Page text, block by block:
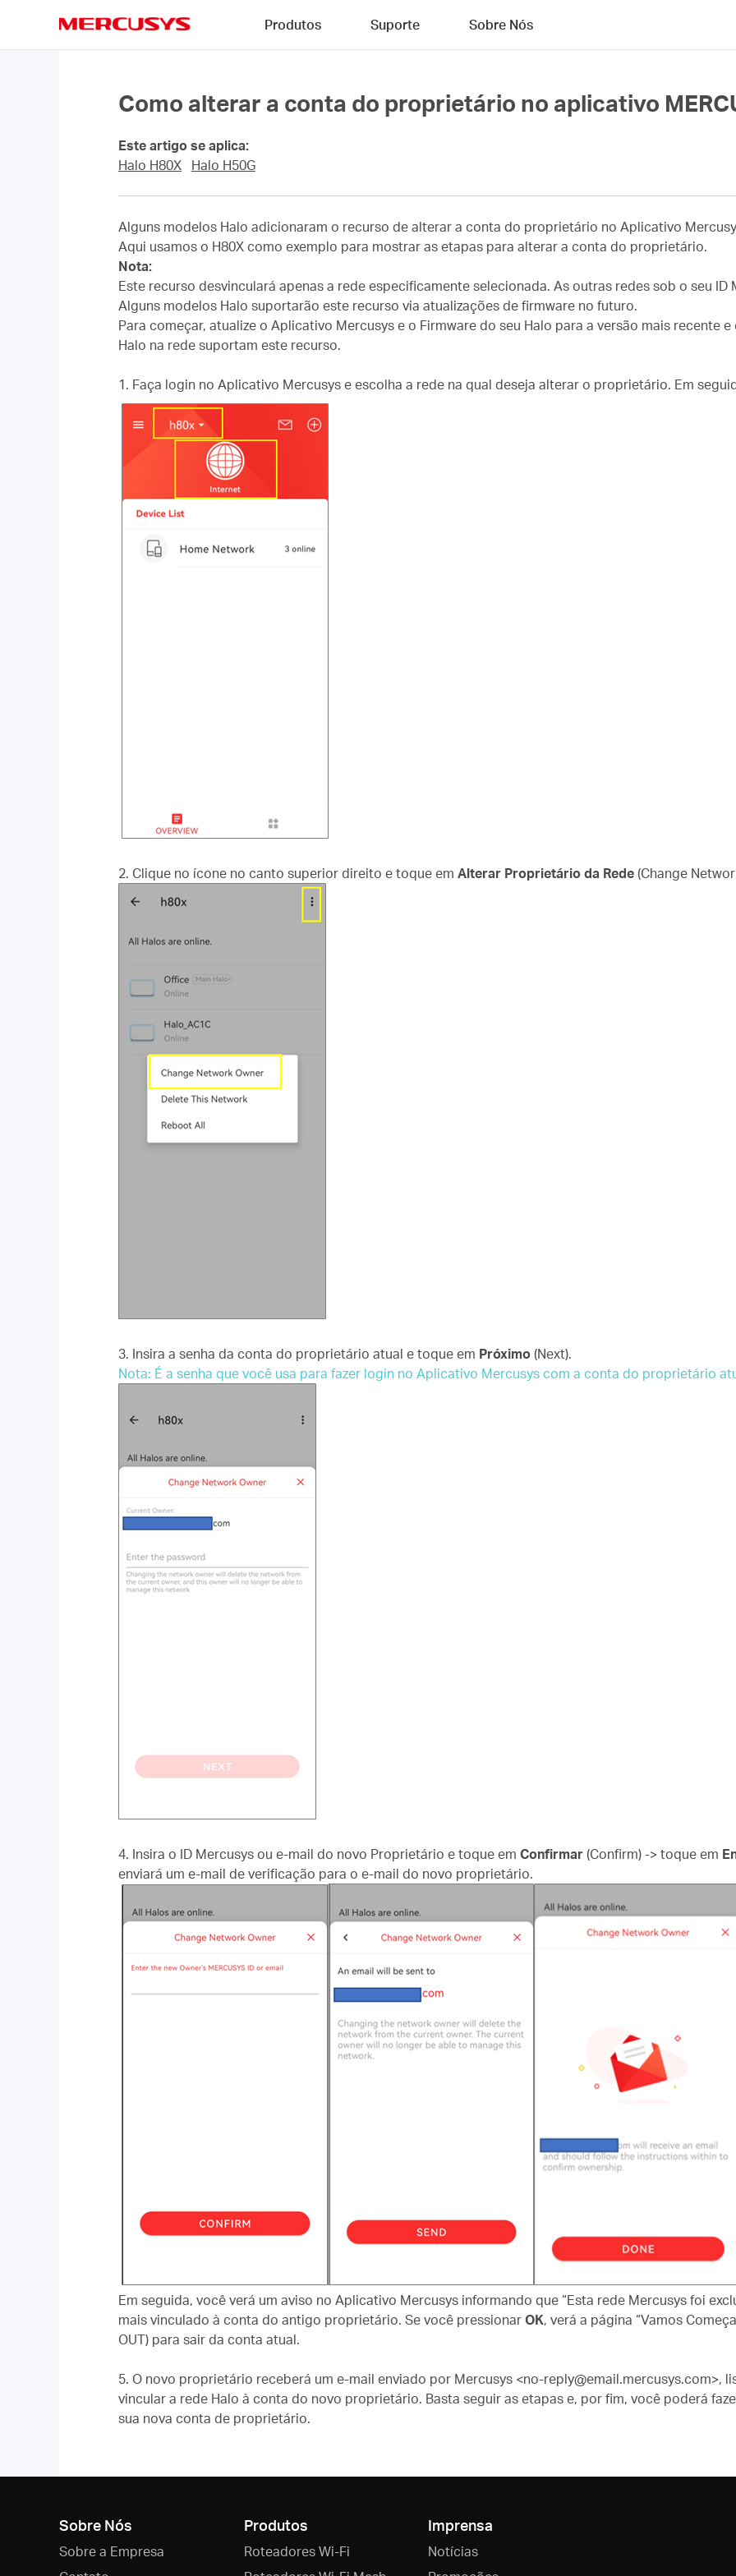
Produtos Suporte Sobre Nós
Como alterar a conta do proprietário no aplicativo
Este artigo se aplica:
Halo H80X
Halo H50G
Alguns modelos Halo adicionaram o recurso de alterar a conta do proprietário no Aplicativo
Aqui usamos o H80X como exemplo para mostrar as etapas para alterar a conta do proprietário.
Nota:
Este recurso desvinculará apenas a rede especificamente selecionada. As outras redes sob o seu ID
Alguns modelos Halo suportarão este recurso via atualizações de firmware no futuro.
Para começar, atualize o Aplicativo Mercusys e o Firmware do seu Halo para a versão mais recente
Halo na rede suportam este recurso.
1. Faça login no Aplicativo Mercusys e escolha a rede na qual deseja alterar o proprietário. Em
2. Clique no ícone no canto superior direito e toque em Alterar Proprietário da Rede (Change
3. Insira a senha da conta do proprietário atual e toque em Próximo (Next).
Nota: É a senha que você usa para fazer login no Aplicativo Mercusys com a conta do proprietário
4. Insira o ID Mercusys ou e-mail do novo Proprietário e toque em Confirmar (Confirm) -> toque em
enviará um e-mail de verificação para o e-mail do novo proprietário.
Em seguida, você verá um aviso no Aplicativo Mercusys informando que “Esta rede Mercusys foi
mais vinculado à conta do antigo proprietário. Se você pressionar OK, verá a página “Vamos
OUT) para sair da conta atual.
5. O novo proprietário receberá um e-mail enviado por Mercusys <no-reply@email.mercusys.com>,
vincular a rede Halo à conta do novo proprietário. Basta seguir as etapas e, por fim, você poderá
sua nova conta de proprietário.
Sobre Nós
Sobre a Empresa
Produtos
Roteadores Wi-Fi
Imprensa
Notícias